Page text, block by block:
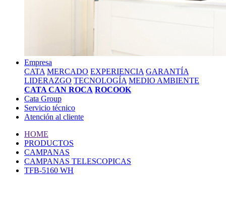
Empresa
CATA MERCADO EXPERIENCIA GARANTÍA
LIDERAZGO TECNOLOGÍA MEDIO AMBIENTE
CATA CAN ROCA ROCOOK
Cata Group
Servicio técnico
Atención al cliente
HOME
PRODUCTOS
CAMPANAS
CAMPANAS TELESCOPICAS
TFB-5160 WH